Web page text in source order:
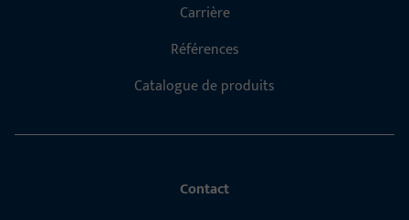
Carrière
Références
Catalogue de produits
Contact